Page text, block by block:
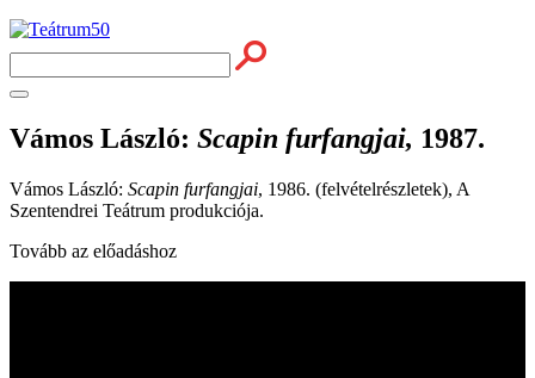
Vámos László: Scapin furfangjai, 1987.
Vámos László: Scapin furfangjai, 1986. (felvételrészletek), A
Szentendrei Teátrum produkciója.
Tovább az előadáshoz